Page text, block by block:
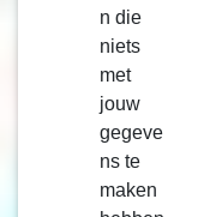
n die
niets
met
jouw
gegeve
ns te
maken